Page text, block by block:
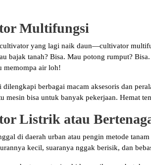
Multifungsi
yang lagi naik daun—cultivator
bajak tanah? Bisa. Mau potong rumput?
memompa air loh!
berbagai macam aksesoris dan
mesin bisa untuk banyak pekerjaan. Hemat
Listrik atau
di daerah urban atau pengin metode
kecil, suaranya nggak berisik, dan